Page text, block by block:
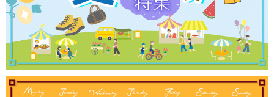
観光ガイド